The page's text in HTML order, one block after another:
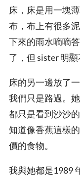
床，床是用一塊
布，布上有很多
下來的雨水嘀嘀
了，但 sister 明顯
床的另一邊放了
我們只是路過。
都只是看到沙沙
知道像香蕉這樣
價的食物。
我與她都是1989